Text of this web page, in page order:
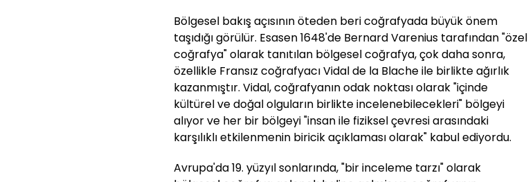
Bölgesel bakış açısının öteden beri coğrafyada büyük önem
taşıdığı görülür. Esasen 1648'de Bernard Varenius tarafından "özel
coğrafya" olarak tanıtılan bölgesel coğrafya, çok daha sonra,
özellikle Fransız coğrafyacı Vidal de la Blache ile birlikte ağırlık
kazanmıştır. Vidal, coğrafyanın odak noktası olarak "içinde
kültürel ve doğal olguların birlikte incelenebilecekleri" bölgeyi
alıyor ve her bir bölgeyi "insan ile fiziksel çevresi arasındaki
karşılıklı etkilenmenin biricik açıklaması olarak" kabul ediyordu.
Avrupa'da 19. yüzyıl sonlarında, "bir inceleme tarzı" olarak